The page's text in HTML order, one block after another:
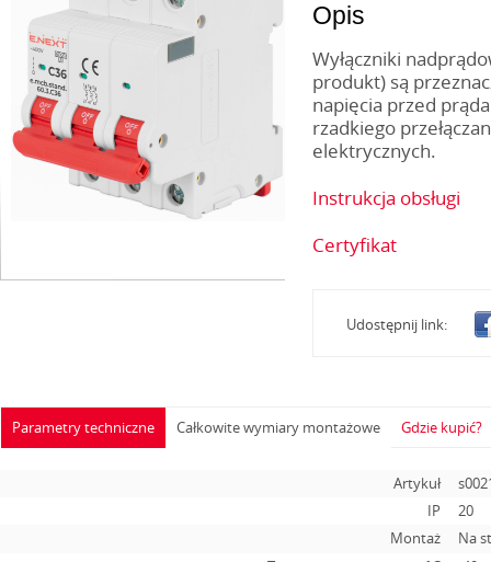
Opis
Wyłączniki
produkt) są
napięcia przed
rzadkiego
elektrycznych.
Instrukcja obsługi
Certyfikat
Udostępnij link:
Parametry techniczne
Artykuł
IP
20
Montaż
Na
Całkowite wymiary montażowe Gdzie kupić?